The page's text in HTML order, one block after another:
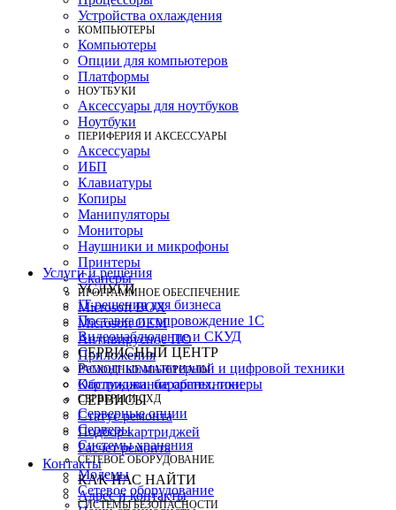
Устройства охлаждения
КОМПЬЮТЕРЫ
Компьютеры
Опции для компьютеров
Платформы
НОУТБУКИ
Аксессуары для ноутбуков
Ноутбуки
ПЕРИФЕРИЯ И АКСЕССУАРЫ
Аксессуары
ИБП
Клавиатуры
Копиры
Манипуляторы
Мониторы
Наушники и микрофоны
Принтеры
Сканеры
ПРОГРАММНОЕ ОБЕСПЕЧЕНИЕ
Microsoft BOX
Microsoft OEM
Антивирусное ПО
Приложения
РАСХОДНЫЕ МАТЕРИАЛЫ
Картриджи, барабаны, тонеры
СЕРВЕРЫ И СХД
Серверные опции
Серверы
Системы хранения
СЕТЕВОЕ ОБОРУДОВАНИЕ
Модемы
Сетевое оборудование
СИСТЕМЫ БЕЗОПАСНОСТИ
Услуги и решения
УСЛУГИ
IT-решения для бизнеса
Поставка и сопровождение 1C
Видеонаблюдение и СКУД
СЕРВИСНЫЙ ЦЕНТР
Ремонт компьютерной и цифровой техники
Обслуживание оргтехники
СЕРВИСЫ
Статус ремонта
Подбор картриджей
Расчет ремонта
Контакты
КАК НАС НАЙТИ
Адрес и контакты